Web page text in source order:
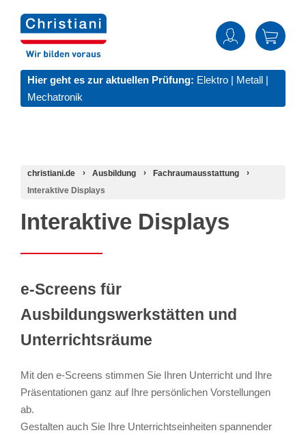
Hier geht es zur aktuellen Prüfung: Elektro | Metall |
Mechatronik
christiani.de Ausbildung
Fachraumausstattung
Interaktive Displays
Interaktive Displays
e-Screens für
Ausbildungswerkstätten und
Unterrichtsräume
Mit den e-Screens stimmen Sie Ihren Unterricht und Ihre
Präsentationen ganz auf Ihre persönlichen Vorstellungen
ab.
Gestalten auch Sie Ihre Unterrichtseinheiten spannender